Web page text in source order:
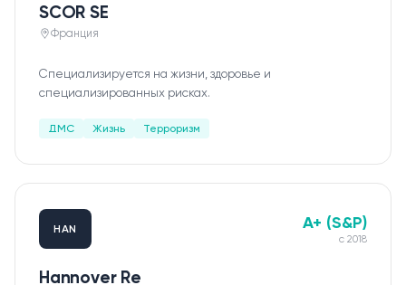
Обратная связь
SCOR SE
Франция
Специализируется на жизни, здоровье и
специализированных рисках.
ДМС Жизнь Терроризм
HAN A+ (S&P)
с 2018
Hannover Re